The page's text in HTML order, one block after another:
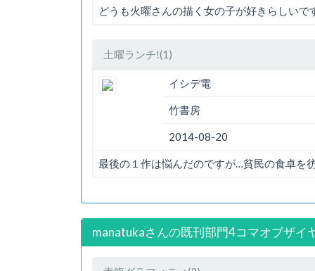
どうも火曜さんの描く女の子が好きらしいで
土曜ランチ!(1)
イシデ電
竹書房
2014-08-20
最後の１作は悩んだのですが…貧民の食卓を
manatukaさんの既刊部門4コマオブザイ